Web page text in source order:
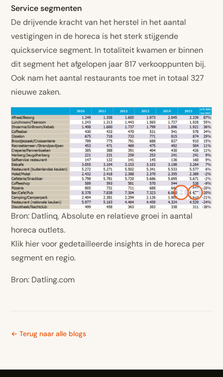
Service segmenten
De drijvende kracht van het herstel in het aantal
vestigingen in de horeca is het sterk stijgende
quickservice segment. In totaliteit kwamen er binnen
dit segment het afgelopen jaar 817 verkooppunten bij.
Ook nam het aantal restaurants toe met in totaal 327
nieuwe zaken.
Bron: Datlinq, Absolute en relatieve groei in aantal
horeca outlets.
Klik hiervoor gedetailleerde insights in de horeca per
segment en regio.
Bron: Datling.com
← Terug naar alle blogs